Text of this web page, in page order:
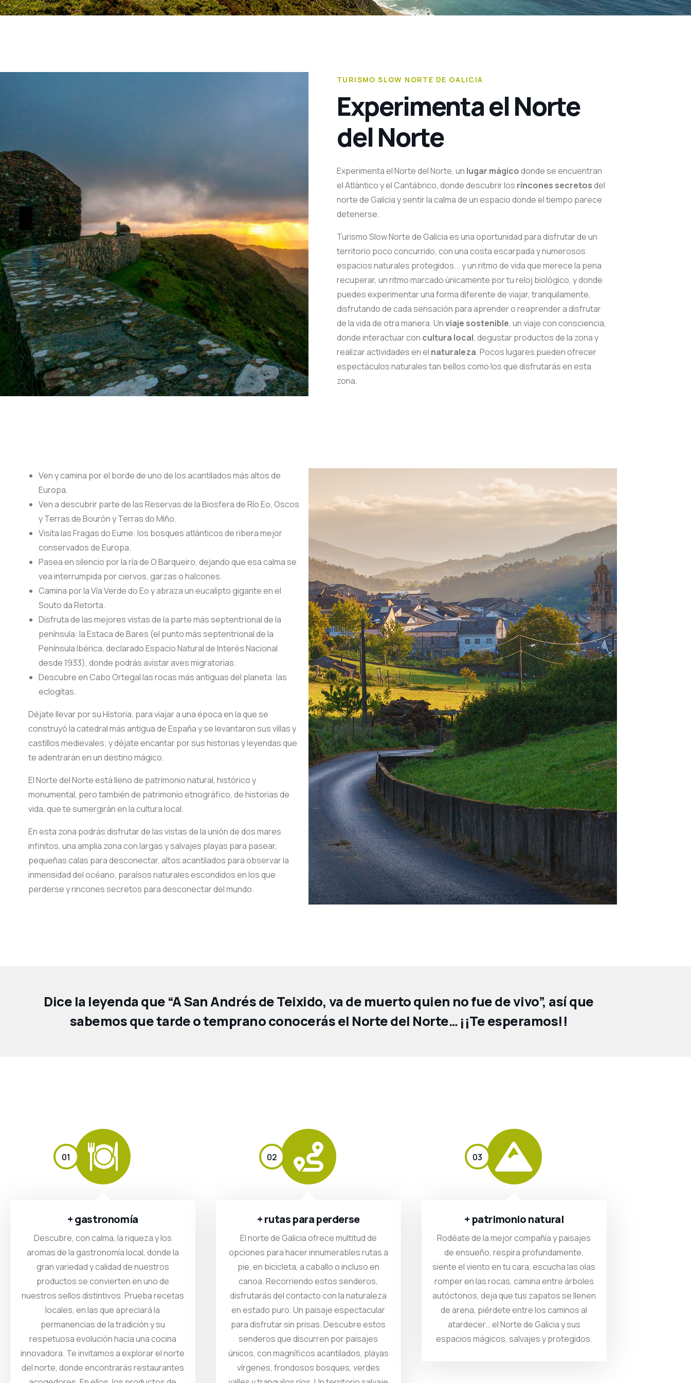
TURISMO SLOW NORTE DE GALICIA
Experimenta el Norte
del Norte
Experimenta el Norte del Norte, un lugar mágicodonde se encuentran
el Atlántico y el Cantábrico, donde descubrir los rincones secretosdel
norte de Galicia y sentir la calma de un espacio donde el tiempo parece
detenerse.
Turismo Slow Norte de Galicia es una oportunidad para disfrutar de un
territorio poco concurrido, con una costa escarpada y numerosos
espacios naturales protegidos... y un ritmo de vida que merece la pena
recuperar, un ritmo marcado únicamente por tu reloj biológico, y donde
puedes experimentar una forma diferente de viajar, tranquilamente,
disfrutando de cada sensación para aprender o reaprender a disfrutar
de la vida de otra manera. Unviaje sostenible, un viaje con consciencia,
donde interactuar con cultura local, degustar productos de la zona y
realizar actividades en el naturaleza. Pocos lugares pueden ofrecer
espectáculos naturales tan bellos como los que disfrutarás en esta
zona.
Ven y camina por el borde de uno de los acantilados más altos de
Europa.
Ven a descubrir parte de las Reservas de la Biosfera de Río Eo, Oscos
y Terras de Bourón y Terras do Miño.
Visita las Fragas do Eume: los bosques atlánticos de ribera mejor
conservados de Europa.
Pasea en silencio por la ría de O Barqueiro, dejando que esa calma se
vea interrumpida por ciervos, garzas o halcones.
Camina por la Vía Verde do Eo y abraza un eucalipto gigante en el
Souto da Retorta.
Disfruta de las mejores vistas de la parte más septentrional de la
península: la Estaca de Bares (el punto más septentrional de la
Península Ibérica, declarado Espacio Natural de Interés Nacional
desde 1933), donde podrás avistar aves migratorias.
Descubre en Cabo Ortegal las rocas más antiguas del planeta: las
eclogitas.
Déjate llevar por su Historia, para viajar a una época en la que se
construyó la catedral más antigua de España y se levantaron sus villas y
castillos medievales; y déjate encantar por sus historias y leyendas que
te adentrarán en un destino mágico.
El Norte del Norte está lleno de patrimonio natural, histórico y
monumental, pero también de patrimonio etnográfico, de historias de
vida, que te sumergirán en la cultura local.
En esta zona podrás disfrutar de las vistas de la unión de dos mares
infinitos, una amplia zona con largas y salvajes playas para pasear,
pequeñas calas para desconectar, altos acantilados para observar la
inmensidad del océano, paraísos naturales escondidos en los que
perderse y rincones secretos para desconectar del mundo.
Dice la leyenda que “A San Andrés de Teixido, va de muerto quien no fue de vivo”, así que
sabemos que tarde o temprano conocerás el Norte del Norte… ¡¡Te esperamos!!
01
+ gastronomía
Descubre, con calma, la riqueza y los
aromas de la gastronomía local, donde la
gran variedad y calidad de nuestros
productos se convierten en uno de
nuestros sellos distintivos. Prueba recetas
locales, en las que apreciará la
permanencias de la tradición y su
respetuosa evolución hacia una cocina
innovadora. Te invitamos a explorar el norte
del norte, donde encontrarás restaurantes
02
+ rutas para perderse
El norte de Galicia ofrece multitud de
opciones para hacer innumerables rutas a
pie, en bicicleta, a caballo o incluso en
canoa. Recorriendo estos senderos,
disfrutarás del contacto con la naturaleza
en estado puro. Un paisaje espectacular
para disfrutar sin prisas. Descubre estos
senderos que discurren por paisajes
únicos, con magníficos acantilados, playas
vírgenes, frondosos bosques, verdes
03
+ patrimonio natural
Rodéate de la mejor compañía y paisajes
de ensueño, respira profundamente,
siente el viento en tu cara, escucha las olas
romper en las rocas, camina entre árboles
autóctonos, deja que tus zapatos se llenen
de arena, piérdete entre los caminos al
atardecer… el Norte de Galicia y sus
espacios mágicos, salvajes y protegidos.